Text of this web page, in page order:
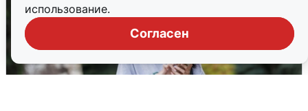
использование.
Согласен